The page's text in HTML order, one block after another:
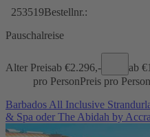
253519Bestellnr.:
Pauschalreise
Alter Preisab €2.296,- ab €
pro PersonPreis pro Person
Barbados All Inclusive
& Spa oder The Abidah by Accra